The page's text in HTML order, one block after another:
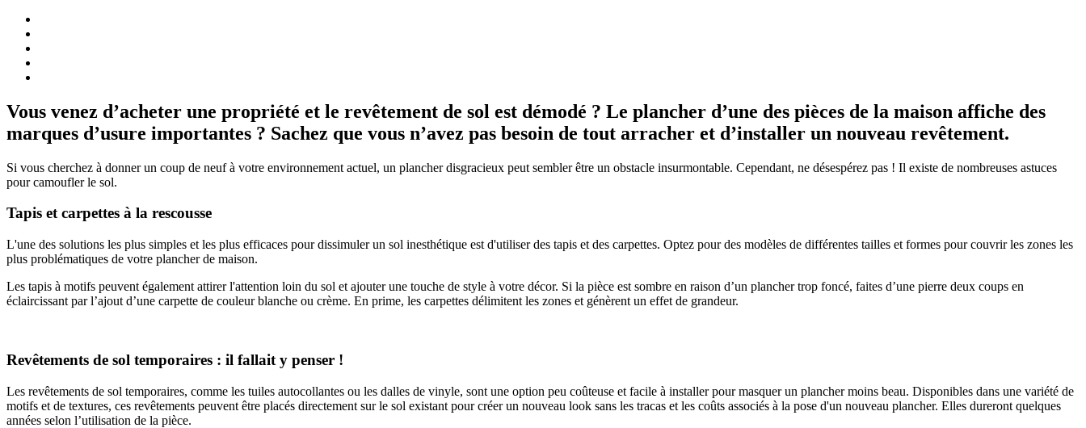
Vous venez d’acheter une propriété et le revêtement de sol est démodé ? Le plancher d’une des pièces de la maison affiche des
marques d’usure importantes ? Sachez que vous n’avez pas besoin de tout arracher et d’installer un nouveau revêtement.
Si vous cherchez à donner un coup de neuf à votre environnement actuel, un plancher disgracieux peut sembler être un obstacle insurmontable. Cependant, ne désespérez pas ! Il existe de nombreuses astuces
pour camoufler le sol.
Tapis et carpettes à la rescousse
L'une des solutions les plus simples et les plus efficaces pour dissimuler un sol inesthétique est d'utiliser des tapis et des carpettes. Optez pour des modèles de différentes tailles et formes pour couvrir les zones les
plus problématiques de votre plancher de maison.
Les tapis à motifs peuvent également attirer l'attention loin du sol et ajouter une touche de style à votre décor. Si la pièce est sombre en raison d’un plancher trop foncé, faites d’une pierre deux coups en
éclaircissant par l’ajout d’une carpette de couleur blanche ou crème. En prime, les carpettes délimitent les zones et génèrent un effet de grandeur.
Revêtements de sol temporaires : il fallait y penser !
Les revêtements de sol temporaires, comme les tuiles autocollantes ou les dalles de vinyle, sont une option peu coûteuse et facile à installer pour masquer un plancher moins beau. Disponibles dans une variété de
motifs et de textures, ces revêtements peuvent être placés directement sur le sol existant pour créer un nouveau look sans les tracas et les coûts associés à la pose d'un nouveau plancher. Elles dureront quelques
années selon l’utilisation de la pièce.